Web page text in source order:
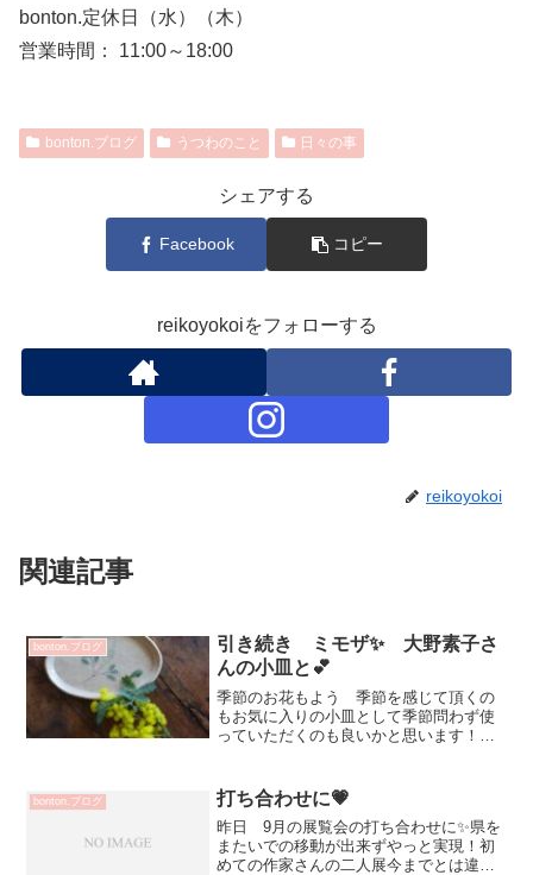
bonton.定休日（水）（木）
営業時間： 11:00～18:00
bonton.ブログ うつわのこと 日々の事
シェアする
Facebook コピー
reikoyokoiをフォローする
reikoyokoi
関連記事
bonton.ブログ
引き続き ミモザ✨ 大野素子さ
んの小皿と💕
季節のお花もよう 季節を感じて頂くの
もお気に入りの小皿として季節問わず使
っていただくのも良いかと思います！
大野素子 楕円タタラ皿 ミモザ（小）
2420円昨日 オー...
bonton.ブログ 打ち合わせに💗
昨日 9月の展覧会の打ち合わせに✨県を
またいでの移動が出来ずやっと実現！初
めての作家さんの二人展今までとは違っ